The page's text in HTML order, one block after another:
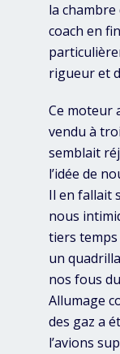
la
coach en
rigueur et
Ce moteur
vendu à
semblait
l’idée de
Il en fallait
nous
tiers
un
nos fous
Allumage
des gaz a
l’avions